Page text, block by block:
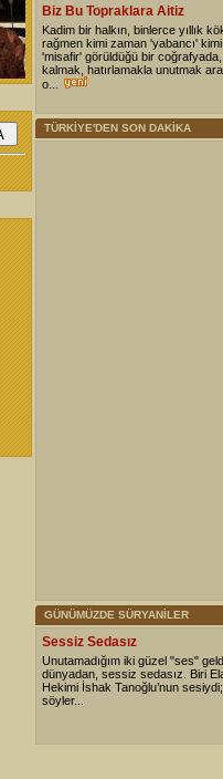
Biz Bu Topraklara Aitiz
Kadim bir halkın, binlerce yıllık
rağmen kimi zaman 'yabancı'
'misafir' görüldüğü bir
kalmak, hatırlamakla unutmak
o...
TÜRKİYE'DEN SON DAKİKA
GÜNÜMÜZDE SÜRYANİLER
Sessiz Sedasız
Unutamadığım iki güzel "ses"
dünyadan, sessiz sedasız. Biri
Hekimi İshak Tanoğlu’nun
söyler...